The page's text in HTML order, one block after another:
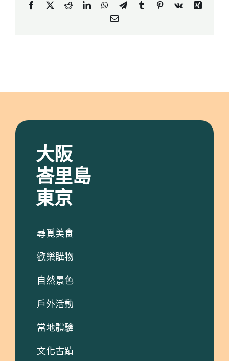
Facebook
X RedditLinkedInWhatsApp
TelegramTumblr Pinterest
Vk
Xing
Email
大阪
峇里島
東京
尋覓美食
歡樂購物
自然景色
戶外活動
當地體驗
文化古蹟